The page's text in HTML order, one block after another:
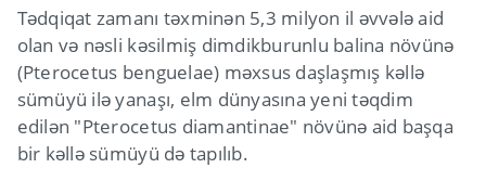
Tədqiqat zamanı təxminən 5,3 milyon il əvvələ aid
olan və nəsli kəsilmiş dimdikburunlu balina növünə
(Pterocetus benguelae) məxsus daşlaşmış kəllə
sümüyü ilə yanaşı, elm dünyasına yeni təqdim
edilən "Pterocetus diamantinae" növünə aid başqa
bir kəllə sümüyü də tapılıb.